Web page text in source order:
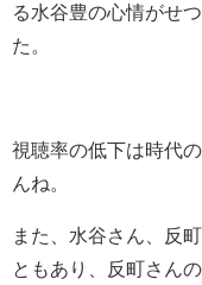
る水谷豊の心情がせつ
た。
視聴率の低下は時代
んね。
また、水谷さん、反
ともあり、反町さん